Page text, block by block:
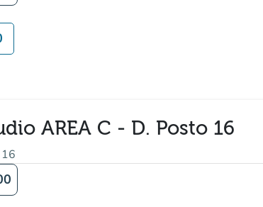
AREA C - D. Posto 16